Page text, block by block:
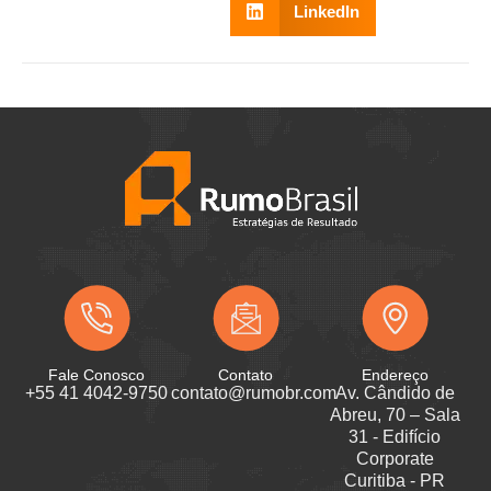
LinkedIn
Fale Conosco
+55 41 4042-9750
Contato
contato@rumobr.com
Endereço
Av. Cândido de
Abreu, 70 – Sala
31 - Edifício
Corporate
Curitiba - PR